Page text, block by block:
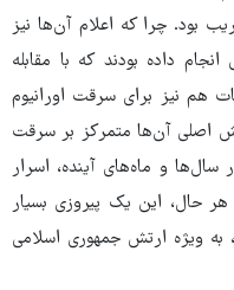
بود. چرا که اعلام آن‌ها نیز
داده بودند که با مقابله
هم نیز برای سرقت اورانیوم
اصلی آن‌ها متمرکز بر سرقت
و ماه‌های آینده، اسرار
حال، این یک پیروزی بسیار
ویژه ارتش جمهوری اسلامی